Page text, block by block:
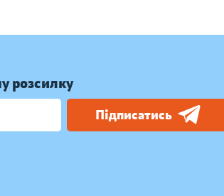
розсилку
Підписатись